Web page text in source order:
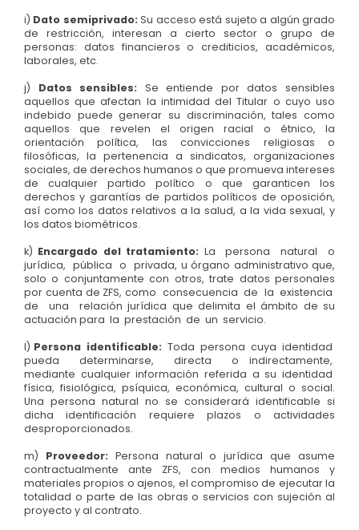
i) Dato semiprivado: Su acceso está sujeto a algún grado
de restricción, interesan a cierto sector o grupo de
personas: datos financieros o crediticios, académicos,
laborales, etc.
j) Datos sensibles: Se entiende por datos sensibles
aquellos que afectan la intimidad del Titular o cuyo uso
indebido puede generar su discriminación, tales como
aquellos que revelen el origen racial o étnico, la
orientación política, las convicciones religiosas o
filosóficas, la pertenencia a sindicatos, organizaciones
sociales, de derechos humanos o que promueva intereses
de cualquier partido político o que garanticen los
derechos y garantías de partidos políticos de oposición,
así como los datos relativos a la salud, a la vida sexual, y
los datos biométricos.
k) Encargado del tratamiento: La persona natural o
jurídica, pública o privada, u órgano administrativo que,
solo o conjuntamente con otros, trate datos personales
por cuenta de ZFS, como consecuencia de la existencia
de una relación jurídica que delimita el ámbito de su
actuación para la prestación de un servicio.
l) Persona identificable: Toda persona cuya identidad
pueda determinarse, directa o indirectamente,
mediante cualquier información referida a su identidad
física, fisiológica, psíquica, económica, cultural o social.
Una persona natural no se considerará identificable si
dicha identificación requiere plazos o actividades
desproporcionados.
m) Proveedor: Persona natural o jurídica que asume
contractualmente ante ZFS, con medios humanos y
materiales propios o ajenos, el compromiso de ejecutar la
totalidad o parte de las obras o servicios con sujeción al
proyecto y al contrato.